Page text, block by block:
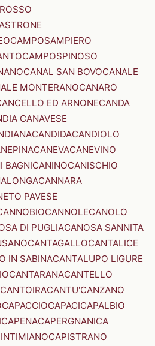
CAMPOSAMPIERO
CAMPOSPINOSO
CANAL SAN BOVOCANALE
MONTERANOCANARO
ED ARNONECANDA
CANAVESE
CANDIDACANDIOLO
CANEVACANEVINO
BAGNICANINOCANISCHIO
CANNARA
PAVESE
CANNOLECANOLO
DI PUGLIACANOSA SANNITA
CANTAGALLOCANTALICE
IN SABINACANTALUPO LIGURE
CANTARANACANTELLO
CANTOIRACANTU'CANZANO
CAPACCIOCAPACICAPALBIO
CAPENACAPERGNANICA
CAPISTRANO